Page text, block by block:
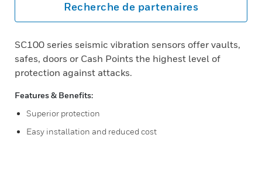
Recherche de partenaires
SC100 series seismic vibration sensors offer vaults,
safes, doors or Cash Points the highest level of
protection against attacks.
Features & Benefits:
Superior protection
Easy installation and reduced cost